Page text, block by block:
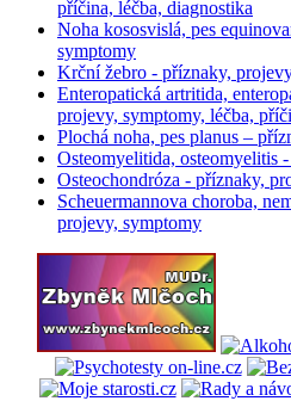
příčina, léčba, diagnostika
Noha kososvislá, pes
symptomy
Krční žebro - příznaky,
Enteropatická artritida,
projevy, symptomy, léčba,
Plochá noha, pes planus –
Osteomyelitida, osteomyelitis
Osteochondróza - příznaky,
Scheuermannova choroba,
projevy, symptomy